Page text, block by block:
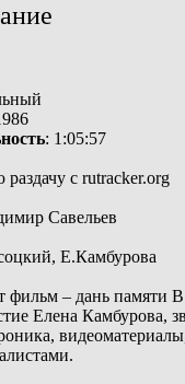
: 1:05:57
с rutracker.org
Савельев
Е.Камбурова
фильм – дань памяти
Елена Камбурова,